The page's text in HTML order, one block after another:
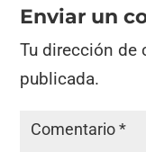
Enviar un
Tu dirección de
publicada.